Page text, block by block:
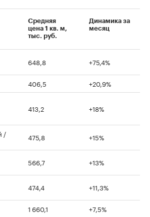
/ 00:00
Средняя
цена 1 кв. м,
тыс. руб.
Динамика за
месяц
648,8 +75,4%
406,5
+20,9%
413,2 +18%
/ 475,8 +15%
566,7 +13%
474,4 +11,3%
1 660,1
+7,5%